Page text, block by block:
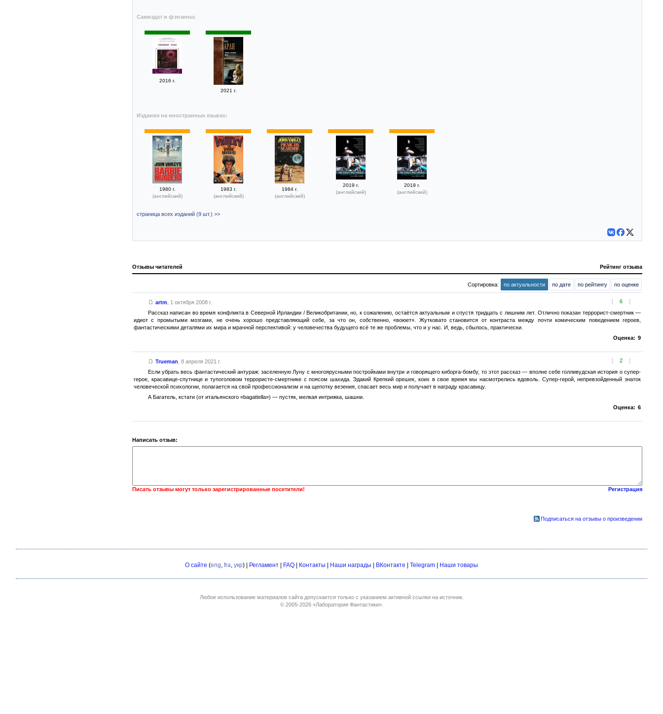
Самиздат и фэнзины:
2016 г.
2021 г.
Издания на иностранных языках:
1980 г.
(английский)
1983 г.
(английский)
1984 г.
(английский)
2019 г.
(английский)
2019 г.
(английский)
страница всех изданий (9 шт.) >>
Отзывы читателей Рейтинг отзыва
Сортировка: по актуальности по дате по рейтингу по оценке
[ 6 ]
artm
1 октября 2008 г.
Рассказ написан во время конфликта в Северной Ирландии / Великобритании, но, к сожалению, остаётся актуальным и спустя тридцать с лишним лет. Отлично показан террорист-смертник —
идиот с промытыми мозгами, не очень хорошо представляющий себе, за что он, собственно, «воюет». Жутковато становится от контраста между почти комическим поведением героев,
фантастическими деталями их мира и мрачной перспективой: у человечества будущего всё те же проблемы, что и у нас. И, ведь, сбылось, практически.
Оценка: 9
[ 2 ]
Trueman 8 апреля 2021 г.
Если убрать весь фантастический антураж: заселенную Луну с многоярусными постройками внутри и говорящего киборга-бомбу, то этот рассказ — вполне себе голливудская история о супер-
герое, красавице-спутнице и тупоголовом террористе-смертнике с поясом шахида. Эдакий Крепкий орешек, коих в свое время мы насмотрелись вдоволь. Супер-герой, непревзойденный знаток
человеческой психологии, полагается на свой профессионализм и на щепотку везения, спасает весь мир и получает в награду красавицу.
А Багатель, кстати (от итальянского «bagattella») — пустяк, мелкая интрижка, шашни.
Оценка: 6
Написать отзыв:
Писать отзывы могут только зарегистрированные посетители! Регистрация
Подписаться на отзывы о произведении
О сайте (eng fra укр) | Регламент | FAQ | Контакты | Наши награды | ВКонтакте | Telegram | Наши товары
Любое использование материалов сайта допускается только с указанием активной ссылки на источник.
© 2005-2026 «Лаборатория Фантастики».